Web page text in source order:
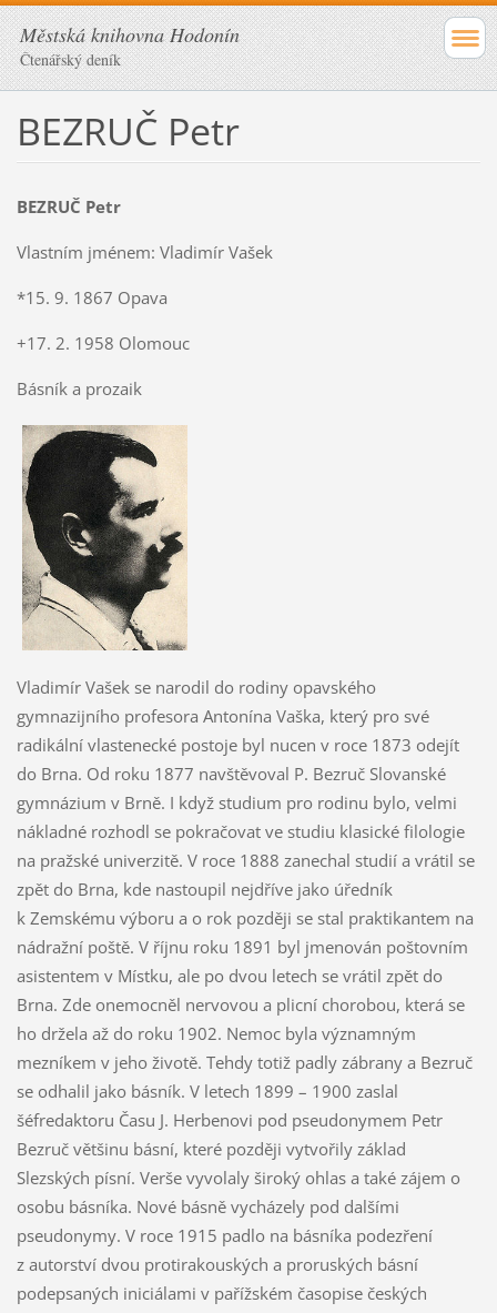
Městská knihovna Hodonín
Čtenářský deník
BEZRUČ Petr
BEZRUČ Petr
Vlastním jménem: Vladimír Vašek
*15. 9. 1867 Opava
+17. 2. 1958 Olomouc
Básník a prozaik
Vladimír Vašek se narodil do rodiny opavského
gymnazijního profesora Antonína Vaška, který pro své
radikální vlastenecké postoje byl nucen v roce 1873 odejít
do Brna. Od roku 1877 navštěvoval P. Bezruč Slovanské
gymnázium v Brně. I když studium pro rodinu bylo, velmi
nákladné rozhodl se pokračovat ve studiu klasické filologie
na pražské univerzitě. V roce 1888 zanechal studií a vrátil se
zpět do Brna, kde nastoupil nejdříve jako úředník
k Zemskému výboru a o rok později se stal praktikantem na
nádražní poště. V říjnu roku 1891 byl jmenován poštovním
asistentem v Místku, ale po dvou letech se vrátil zpět do
Brna. Zde onemocněl nervovou a plicní chorobou, která se
ho držela až do roku 1902. Nemoc byla významným
mezníkem v jeho životě. Tehdy totiž padly zábrany a Bezruč
se odhalil jako básník. V letech 1899 – 1900 zaslal
šéfredaktoru Času J. Herbenovi pod pseudonymem Petr
Bezruč většinu básní, které později vytvořily základ
Slezských písní. Verše vyvolaly široký ohlas a také zájem o
osobu básníka. Nové básně vycházely pod dalšími
pseudonymy. V roce 1915 padlo na básníka podezření
z autorství dvou protirakouských a proruských básní
podepsaných iniciálami v pařížském časopise českých